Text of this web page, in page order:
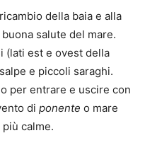
della baia e alla
salute del mare.
(lati est e ovest della
e piccoli saraghi.
per entrare e uscire con
di ponente o mare
calme.